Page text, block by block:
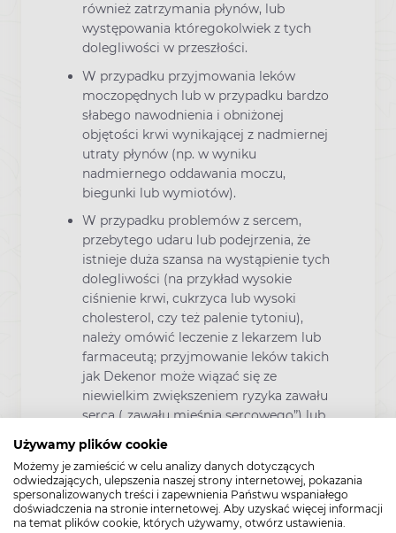
Używamy plików cookie
Możemy je zamieścić w celu analizy danych dotyczących
odwiedzających, ulepszenia naszej strony internetowej, pokazania
spersonalizowanych treści i zapewnienia Państwu wspaniałego
doświadczenia na stronie internetowej. Aby uzyskać więcej informacji
na temat plików cookie, których używamy, otwórz ustawienia.
również zatrzymania płynów, lub
występowania któregokolwiek z tych
dolegliwości w przeszłości.
W przypadku przyjmowania leków
moczopędnych lub w przypadku bardzo
słabego nawodnienia i obniżonej
objętości krwi wynikającej z nadmiernej
utraty płynów (np. w wyniku
nadmiernego oddawania moczu,
biegunki lub wymiotów).
W przypadku problemów z sercem,
przebytego udaru lub podejrzenia, że
istnieje duża szansa na wystąpienie tych
dolegliwości (na przykład wysokie
ciśnienie krwi, cukrzyca lub wysoki
cholesterol, czy też palenie tytoniu),
należy omówić leczenie z lekarzem lub
farmaceutą; przyjmowanie leków takich
jak Dekenor może wiązać się ze
niewielkim zwiększeniem ryzyka zawału
serca („zawału mięśnia sercowego”) lub
udaru. Wszelkie ryzyko wzrasta wraz ze
zwiększaniem dawek i przedłużaniem
okresu leczenia. Nie należy przekraczać
zalecanej dawki ani czasu trwania terapii.
W przypadku osób w podeszłym wieku: